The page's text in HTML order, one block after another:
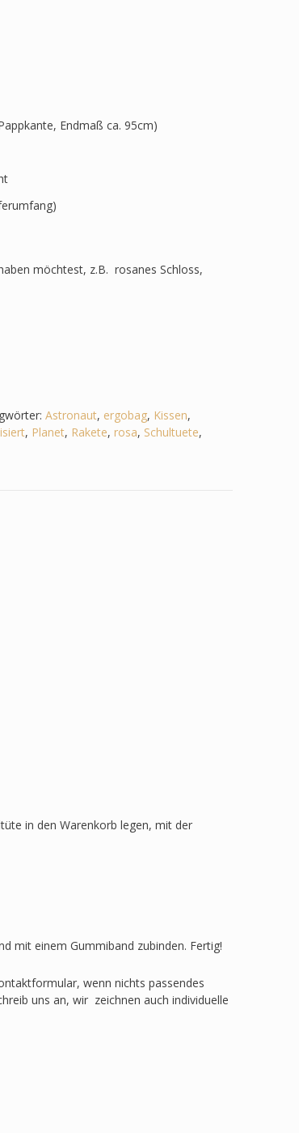
Endmaß ca. 95cm)
möchtest, z.B. rosanes Schloss,
Astronaut, ergobag, Kissen,
, Planet, Rakete, rosa, Schultuete,
in den Warenkorb legen, mit der
mit einem Gummiband zubinden. Fertig!
wenn nichts passendes
uns an, wir zeichnen auch individuelle